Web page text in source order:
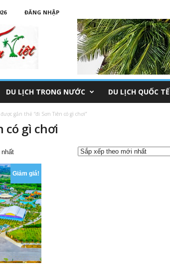
ĐĂNG NHẬP
DU LỊCH TRONG NƯỚC DU LỊCH QUỐC TẾ
gắn thẻ “đi Sơn Tiên có gì chơi”
có gì chơi
Giảm giá!